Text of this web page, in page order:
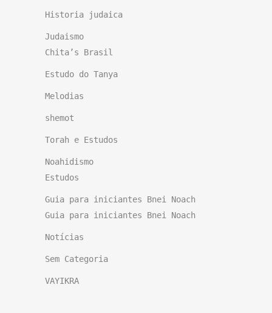
Historia judaica
Judaismo
Chita’s Brasil
Estudo do Tanya
Melodias
shemot
Torah e Estudos
Noahidismo
Estudos
Guia para iniciantes Bnei Noach
Guia para iniciantes Bnei Noach
Notícias
Sem Categoria
VAYIKRA